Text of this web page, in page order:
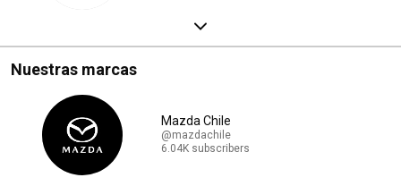
Nuestras marcas
Mazda Chile
@mazdachile
6.04K subscribers